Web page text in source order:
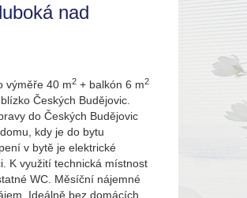
nad
výměře 40 m2 + balkón 6 m2
Českých Budějovic.
do Českých Budějovic
kdy je do bytu
v bytě je elektrické
K využití technická místnost
WC. Měsíční nájemné
Ideálně bez domácích